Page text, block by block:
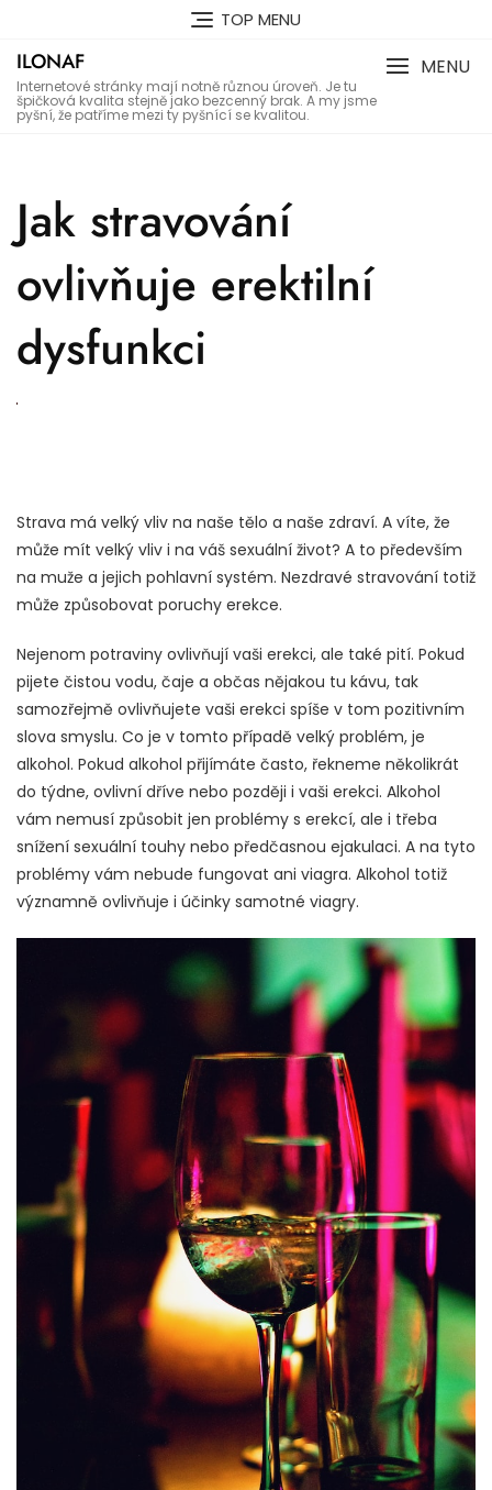
content
TOP MENU
ILONAF
Internetové stránky mají notně různou úroveň. Je tu
špičková kvalita stejně jako bezcenný brak. A my jsme
pyšní, že patříme mezi ty pyšnící se kvalitou.
MENU
Jak stravování
ovlivňuje erektilní
dysfunkci
Strava má velký vliv na naše tělo a naše zdraví. A víte, že
může mít velký vliv i na váš sexuální život? A to především
na muže a jejich pohlavní systém. Nezdravé stravování totiž
může způsobovat poruchy erekce.
Nejenom potraviny ovlivňují vaši erekci, ale také pití. Pokud
pijete čistou vodu, čaje a občas nějakou tu kávu, tak
samozřejmě ovlivňujete vaši erekci spíše v tom pozitivním
slova smyslu. Co je v tomto případě velký problém, je
alkohol. Pokud alkohol přijímáte často, řekneme několikrát
do týdne, ovlivní dříve nebo později i vaši erekci. Alkohol
vám nemusí způsobit jen problémy s erekcí, ale i třeba
snížení sexuální touhy nebo předčasnou ejakulaci. A na tyto
problémy vám nebude fungovat ani viagra. Alkohol totiž
významně ovlivňuje i účinky samotné viagry.